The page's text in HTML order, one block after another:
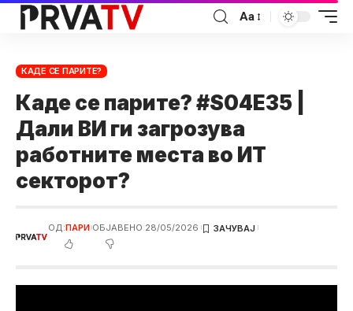
Аа
КАДЕ СЕ ПАРИТЕ?
Каде се парите? #S04E35 |
Дали ВИ ги загрозува
работните места во ИТ
секторот?
ОД:ПАРИ ОБЈАВЕНО 28/05/2026